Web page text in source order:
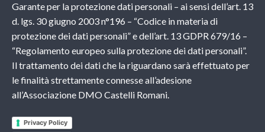
Garante per la protezione dati personali – ai sensi dell’art. 13
d. lgs. 30 giugno 2003 n°196 – “Codice in materia di
protezione dei dati personali” e dell’art. 13 GDPR 679/16 –
“Regolamento europeo sulla protezione dei dati personali”.
Il trattamento dei dati che la riguardano sarà effettuato per
le finalità strettamente connesse all’adesione
all’Associazione DMO Castelli Romani.
Privacy Policy